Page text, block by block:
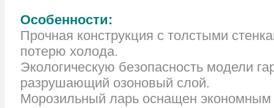
Особенности:
Прочная конструкция с толстыми
потерю холода.
Экологическую безопасность модели
разрушающий озоновый слой.
Морозильный ларь оснащен экономным